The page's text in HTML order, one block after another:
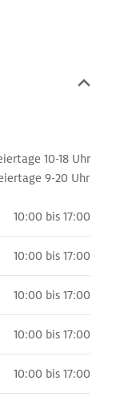
10-18 Uhr
9-20 Uhr
10:00 bis 17:00
10:00 bis 17:00
10:00 bis 17:00
10:00 bis 17:00
10:00 bis 17:00